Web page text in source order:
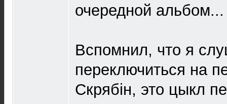
очередной
Вспомнил, что я
переключиться на
Скрябін, это цыкл